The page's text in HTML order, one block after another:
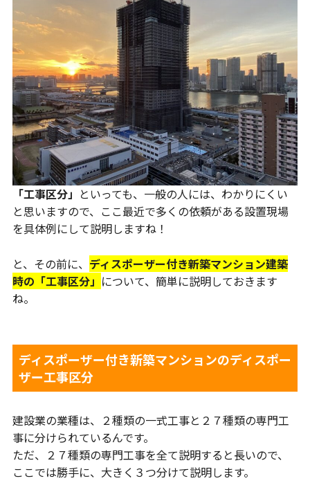
「工事区分」 といっても、一般の人には、わかりにくい
と思いますので、ここ最近で多くの依頼がある設置現場
を具体例にして説明しますね！
と、その前に、 ディスポーザー付き新築マンション建築
時の「工事区分」 について、簡単に説明しておきます
ね。
ディスポーザー付き新築マンションのディスポー
ザー工事区分
建設業の業種は、２種類の一式工事と２７種類の専門工
事に分けられているんです。
ただ、２７種類の専門工事を全て説明すると長いので、
ここでは勝手に、大きく３つ分けて説明します。